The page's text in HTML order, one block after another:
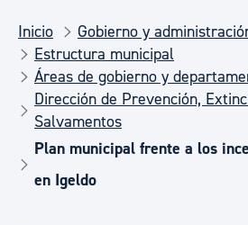
Inicio
Gobierno y
Estructura municipal
Áreas de gobierno y
Dirección de Prevención,
Salvamentos
Plan municipal frente a los
en Igeldo